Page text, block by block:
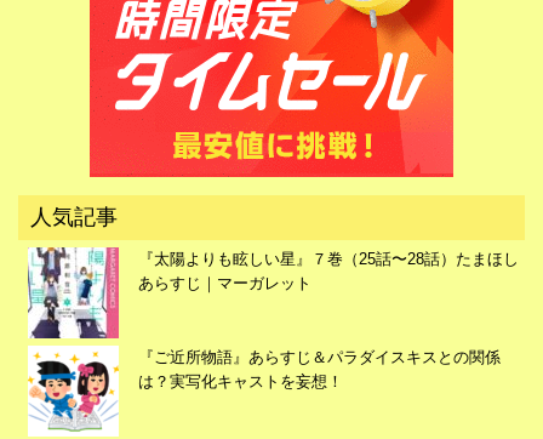
人気記事
『太陽よりも眩しい星』７巻（25話〜28話）たまほし
あらすじ｜マーガレット
『ご近所物語』あらすじ＆パラダイスキスとの関係
は？実写化キャストを妄想！